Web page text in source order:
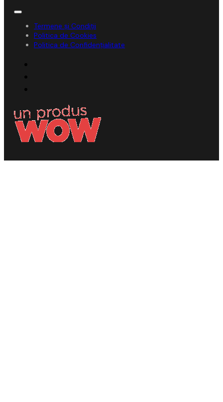
Termene și Condiții
Politica de Cookies
Politica de Confidențialitate